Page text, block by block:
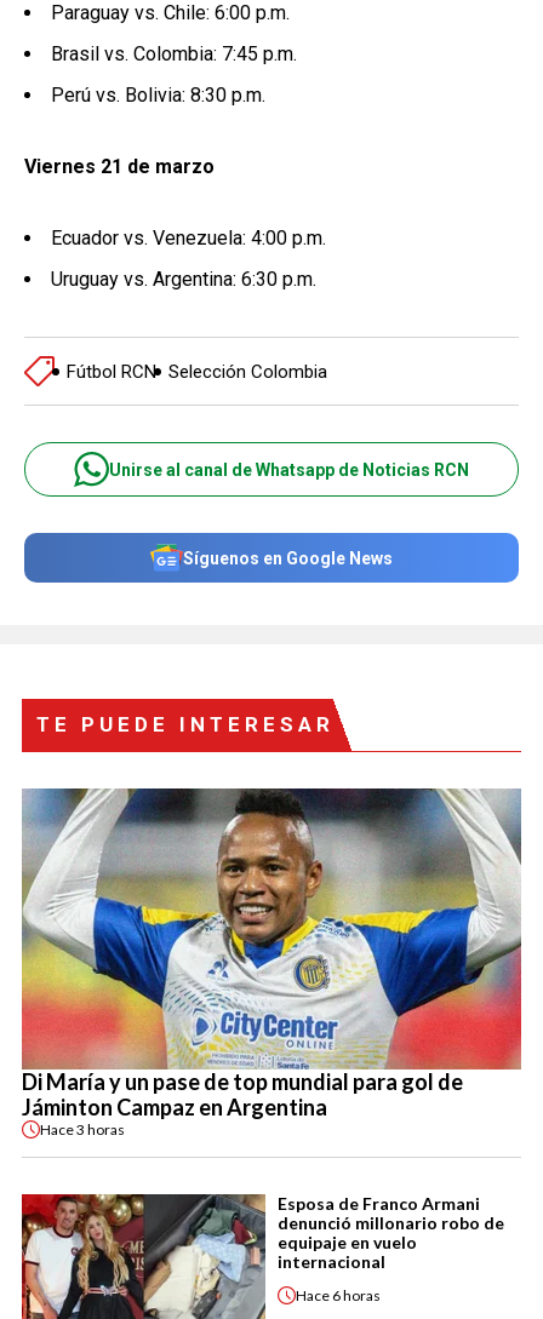
Paraguay vs. Chile: 6:00 p.m.
Brasil vs. Colombia: 7:45 p.m.
Perú vs. Bolivia: 8:30 p.m.
Viernes 21 de marzo
Ecuador vs. Venezuela: 4:00 p.m.
Uruguay vs. Argentina: 6:30 p.m.
Fútbol RCN Selección Colombia
Unirse al canal de Whatsapp de Noticias RCN
Síguenos en Google News
TE PUEDE INTERESAR
Di María y un pase de top mundial para gol de
Jáminton Campaz en Argentina
Hace3 horas
Esposa de Franco Armani
denunció millonario robo de
equipaje en vuelo
internacional
Hace 6 horas